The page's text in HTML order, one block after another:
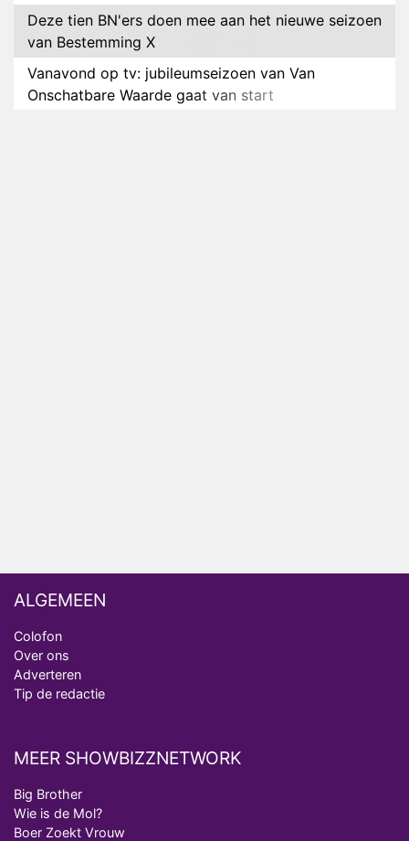
Deze tien BN'ers doen mee aan het nieuwe seizoen
van Bestemming X
Vanavond op tv: jubileumseizoen van Van
Onschatbare Waarde gaat van start
ALGEMEEN
Colofon
Over ons
Adverteren
Tip de redactie
MEER SHOWBIZZNETWORK
Big Brother
Wie is de Mol?
Boer Zoekt Vrouw